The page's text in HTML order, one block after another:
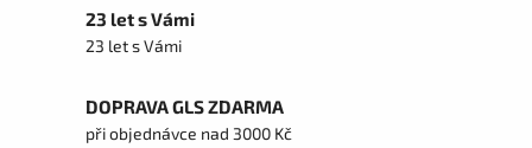
23 let s Vámi
23 let s Vámi
DOPRAVA GLS ZDARMA
při objednávce nad 3000 Kč